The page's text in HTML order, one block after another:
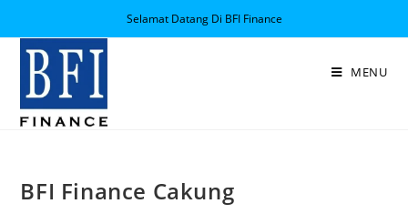
Selamat Datang Di BFI Finance
MENU
BFI Finance Cakung